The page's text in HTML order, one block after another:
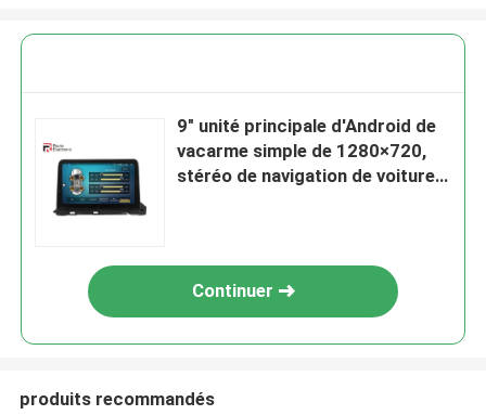
9" unité principale d'Android de
vacarme simple de 1280×720,
stéréo de navigation de voiture
Continuer
produits recommandés